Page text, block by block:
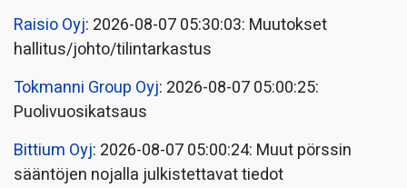
Raisio Oyj: 2026-08-07 05:30:03: Muutokset
hallitus/johto/tilintarkastus
Tokmanni Group Oyj: 2026-08-07 05:00:25:
Puolivuosikatsaus
Bittium Oyj: 2026-08-07 05:00:24: Muut pörssin
sääntöjen nojalla julkistettavat tiedot